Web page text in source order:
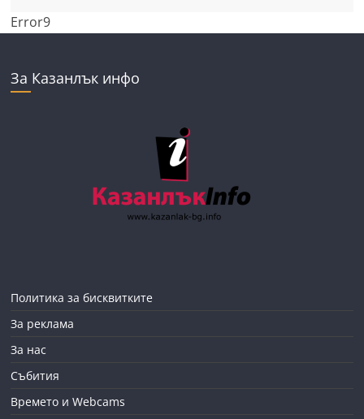
Error9
За Казанлък инфо
Политика за бисквитките
За реклама
За нас
Събития
Времето и Webcams